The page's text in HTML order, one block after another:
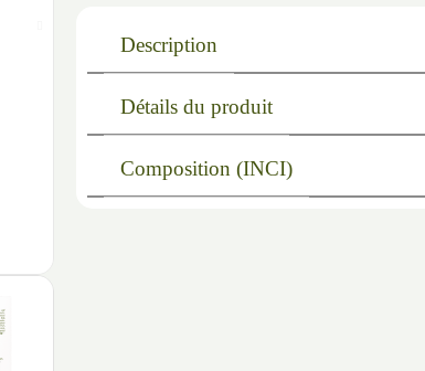
Description
Détails du produit
Composition (INCI)